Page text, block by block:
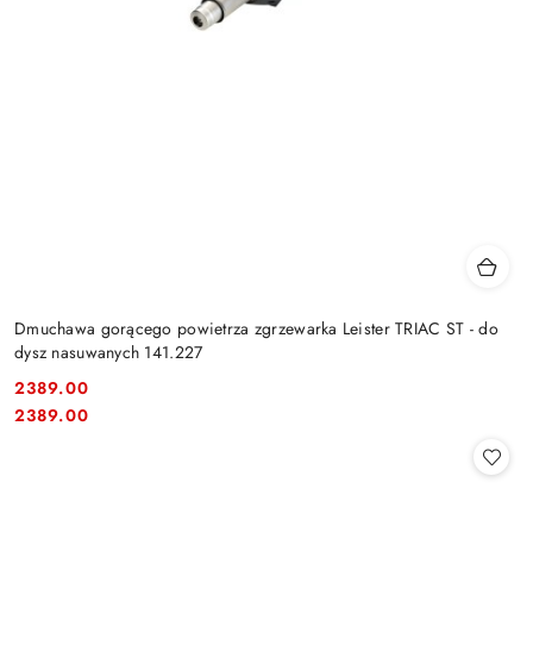
Dmuchawa gorącego powietrza zgrzewarka Leister TRIAC ST - do
dysz nasuwanych 141.227
Cena:
2389.00
Cena:
2389.00